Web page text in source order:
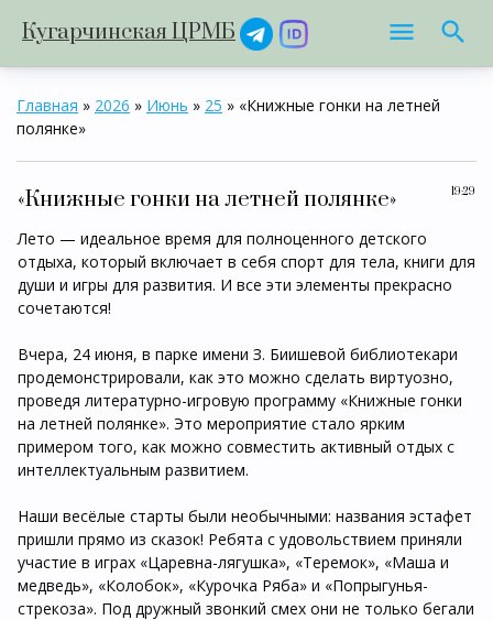
Кугарчинская ЦРМБ
Главная » 2026 » Июнь » 25 » «Книжные гонки на летней
полянке»
19:29
«Книжные гонки на летней полянке»
Лето — идеальное время для полноценного детского
отдыха, который включает в себя спорт для тела, книги для
души и игры для развития. И все эти элементы прекрасно
сочетаются!
Вчера, 24 июня, в парке имени З. Биишевой библиотекари
продемонстрировали, как это можно сделать виртуозно,
проведя литературно-игровую программу «Книжные гонки
на летней полянке». Это мероприятие стало ярким
примером того, как можно совместить активный отдых с
интеллектуальным развитием.
Наши весёлые старты были необычными: названия эстафет
пришли прямо из сказок! Ребята с удовольствием приняли
участие в играх «Царевна-лягушка», «Теремок», «Маша и
медведь», «Колобок», «Курочка Ряба» и «Попрыгунья-
стрекоза». Под дружный звонкий смех они не только бегали